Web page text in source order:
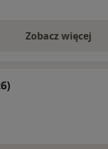
Zobacz więcej